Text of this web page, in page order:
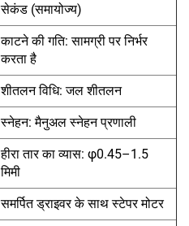
सेकंड (समायोज्य)
काटने की गति: सामग्री पर निर्भर
करता है
शीतलन विधि: जल शीतलन
स्नेहन: मैनुअल स्नेहन प्रणाली
हीरा तार का व्यास: φ0.45–1.5
मिमी
समर्पित ड्राइवर के साथ स्टेपर मोटर